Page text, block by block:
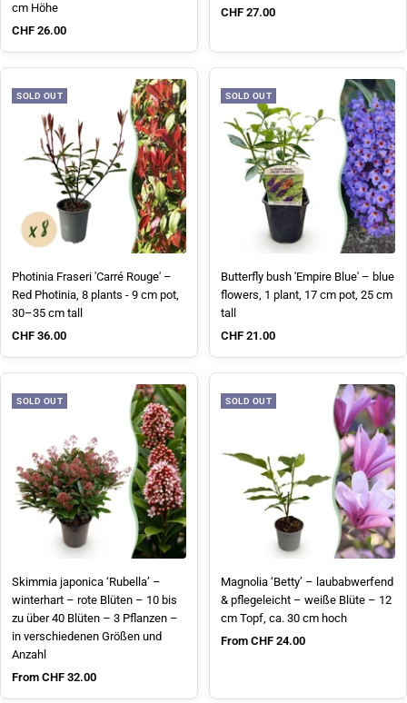
cm Höhe
Sale price
CHF 26.00
Sale price
CHF 27.00
SOLD OUT
Photinia Fraseri 'Carré Rouge' –
Red Photinia, 8 plants - 9 cm pot,
30–35 cm tall
Sale price
CHF 36.00
SOLD OUT
Butterfly bush 'Empire Blue' – blue
flowers, 1 plant, 17 cm pot, 25 cm
tall
Sale price
CHF 21.00
SOLD OUT
Skimmia japonica ‘Rubella’ –
winterhart – rote Blüten – 10 bis
zu über 40 Blüten – 3 Pflanzen –
in verschiedenen Größen und
Anzahl
Sale price
From CHF 32.00
SOLD OUT
Magnolia ‘Betty’ – laubabwerfend
& pflegeleicht – weiße Blüte – 12
cm Topf, ca. 30 cm hoch
Sale price
From CHF 24.00